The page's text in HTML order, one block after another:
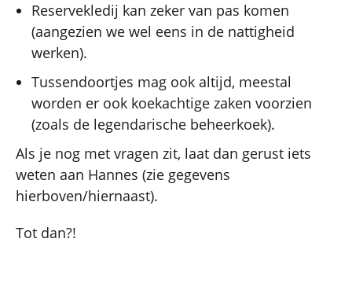
Reservekledij kan zeker van pas komen
(aangezien we wel eens in de nattigheid
werken).
Tussendoortjes mag ook altijd, meestal
worden er ook koekachtige zaken voorzien
(zoals de legendarische beheerkoek).
Als je nog met vragen zit, laat dan gerust iets
weten aan Hannes (zie gegevens
hierboven/hiernaast).
Tot dan?!